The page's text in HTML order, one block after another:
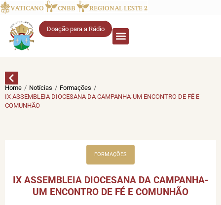
VATICANO CNBB REGIONAL LESTE 2
Doação para a Rádio
Home / Notícias / Formações /
IX ASSEMBLEIA DIOCESANA DA CAMPANHA-UM ENCONTRO DE FÉ E
COMUNHÃO
FORMAÇÕES
IX ASSEMBLEIA DIOCESANA DA CAMPANHA-
UM ENCONTRO DE FÉ E COMUNHÃO